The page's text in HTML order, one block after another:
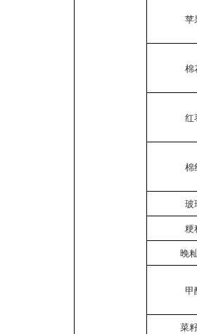
苹
棉
红
棉
玻
粳
晚
甲
菜